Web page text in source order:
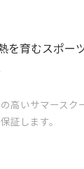
を育むスポー
高いサマースク
証します。